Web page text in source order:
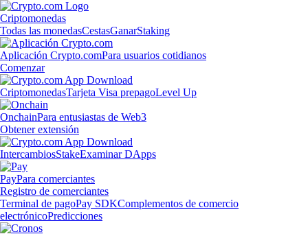
Criptomonedas
Todas las monedasCestasGanarStaking
Aplicación Crypto.comPara usuarios cotidianos
Comenzar
CriptomonedasTarjeta Visa prepagoLevel Up
OnchainPara entusiastas de Web3
Obtener extensión
IntercambiosStakeExaminar DApps
PayPara comerciantes
Registro de comerciantes
Terminal de pagoPay SDKComplementos de comercio
electrónicoPredicciones